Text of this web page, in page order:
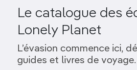
Le catalogue des
Lonely Planet
L’évasion commence ici,
guides et livres de voyage.